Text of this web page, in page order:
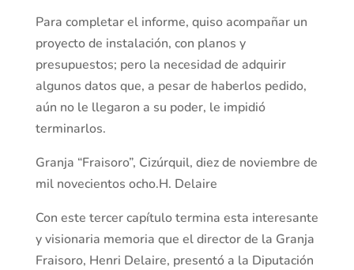
Para completar el informe, quiso acompañar un
proyecto de instalación, con planos y
presupuestos; pero la necesidad de adquirir
algunos datos que, a pesar de haberlos pedido,
aún no le llegaron a su poder, le impidió
terminarlos.
Granja “Fraisoro”, Cizúrquil, diez de noviembre de
mil novecientos ocho.H. Delaire
Con este tercer capítulo termina esta interesante
y visionaria memoria que el director de la Granja
Fraisoro, Henri Delaire, presentó a la Diputación